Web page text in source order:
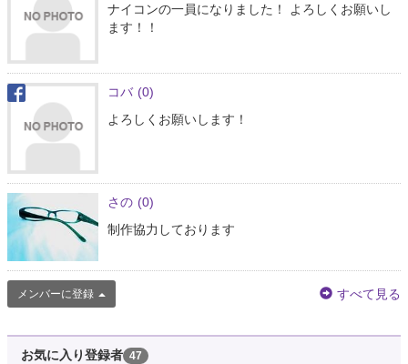
ナイコンの一員になりました！ よろしくお願いし
ます！！
コバ (0)
よろしくお願いします！
さの (0)
制作協力しております
メンバーに登録 すべて見る
お気に入り登録者 47